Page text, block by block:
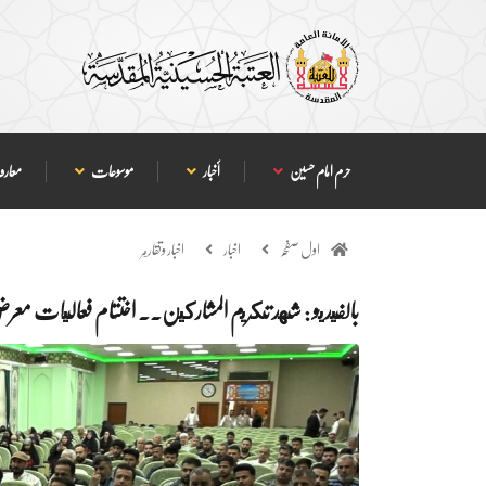
حرم امام حسین أخبار موسوعات
اول صفحہ اخبار اخبار وتقارير
بالفيديو : شهد تكريم المشاركين.. اختتام فعاليات